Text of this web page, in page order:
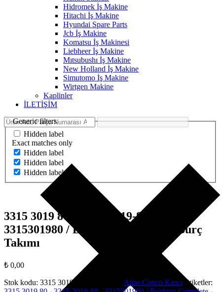
Hidromek İş Makine
Hitachi İş Makine
Hyundai Spare Parts
Jcb İş Makine
Komatsu İş Makinesi
Liebheer İş Makine
Mıtsubushı İş Makine
New Holland İş Makine
Simutomo İş Makine
Wirtgen Makine
Kaplinler
İLETİŞİM
Generic filters
Hidden label
Exact matches only
Hidden label
Hidden label
Hidden label
3315 3019 80 – 3315-3019-80 –
3315301980 / Bushing Complete – Burç
Takımı
₺ 0,00
Stok kodu: 3315 3019 80 Atlas Copco Kırıcı
Etiketler: